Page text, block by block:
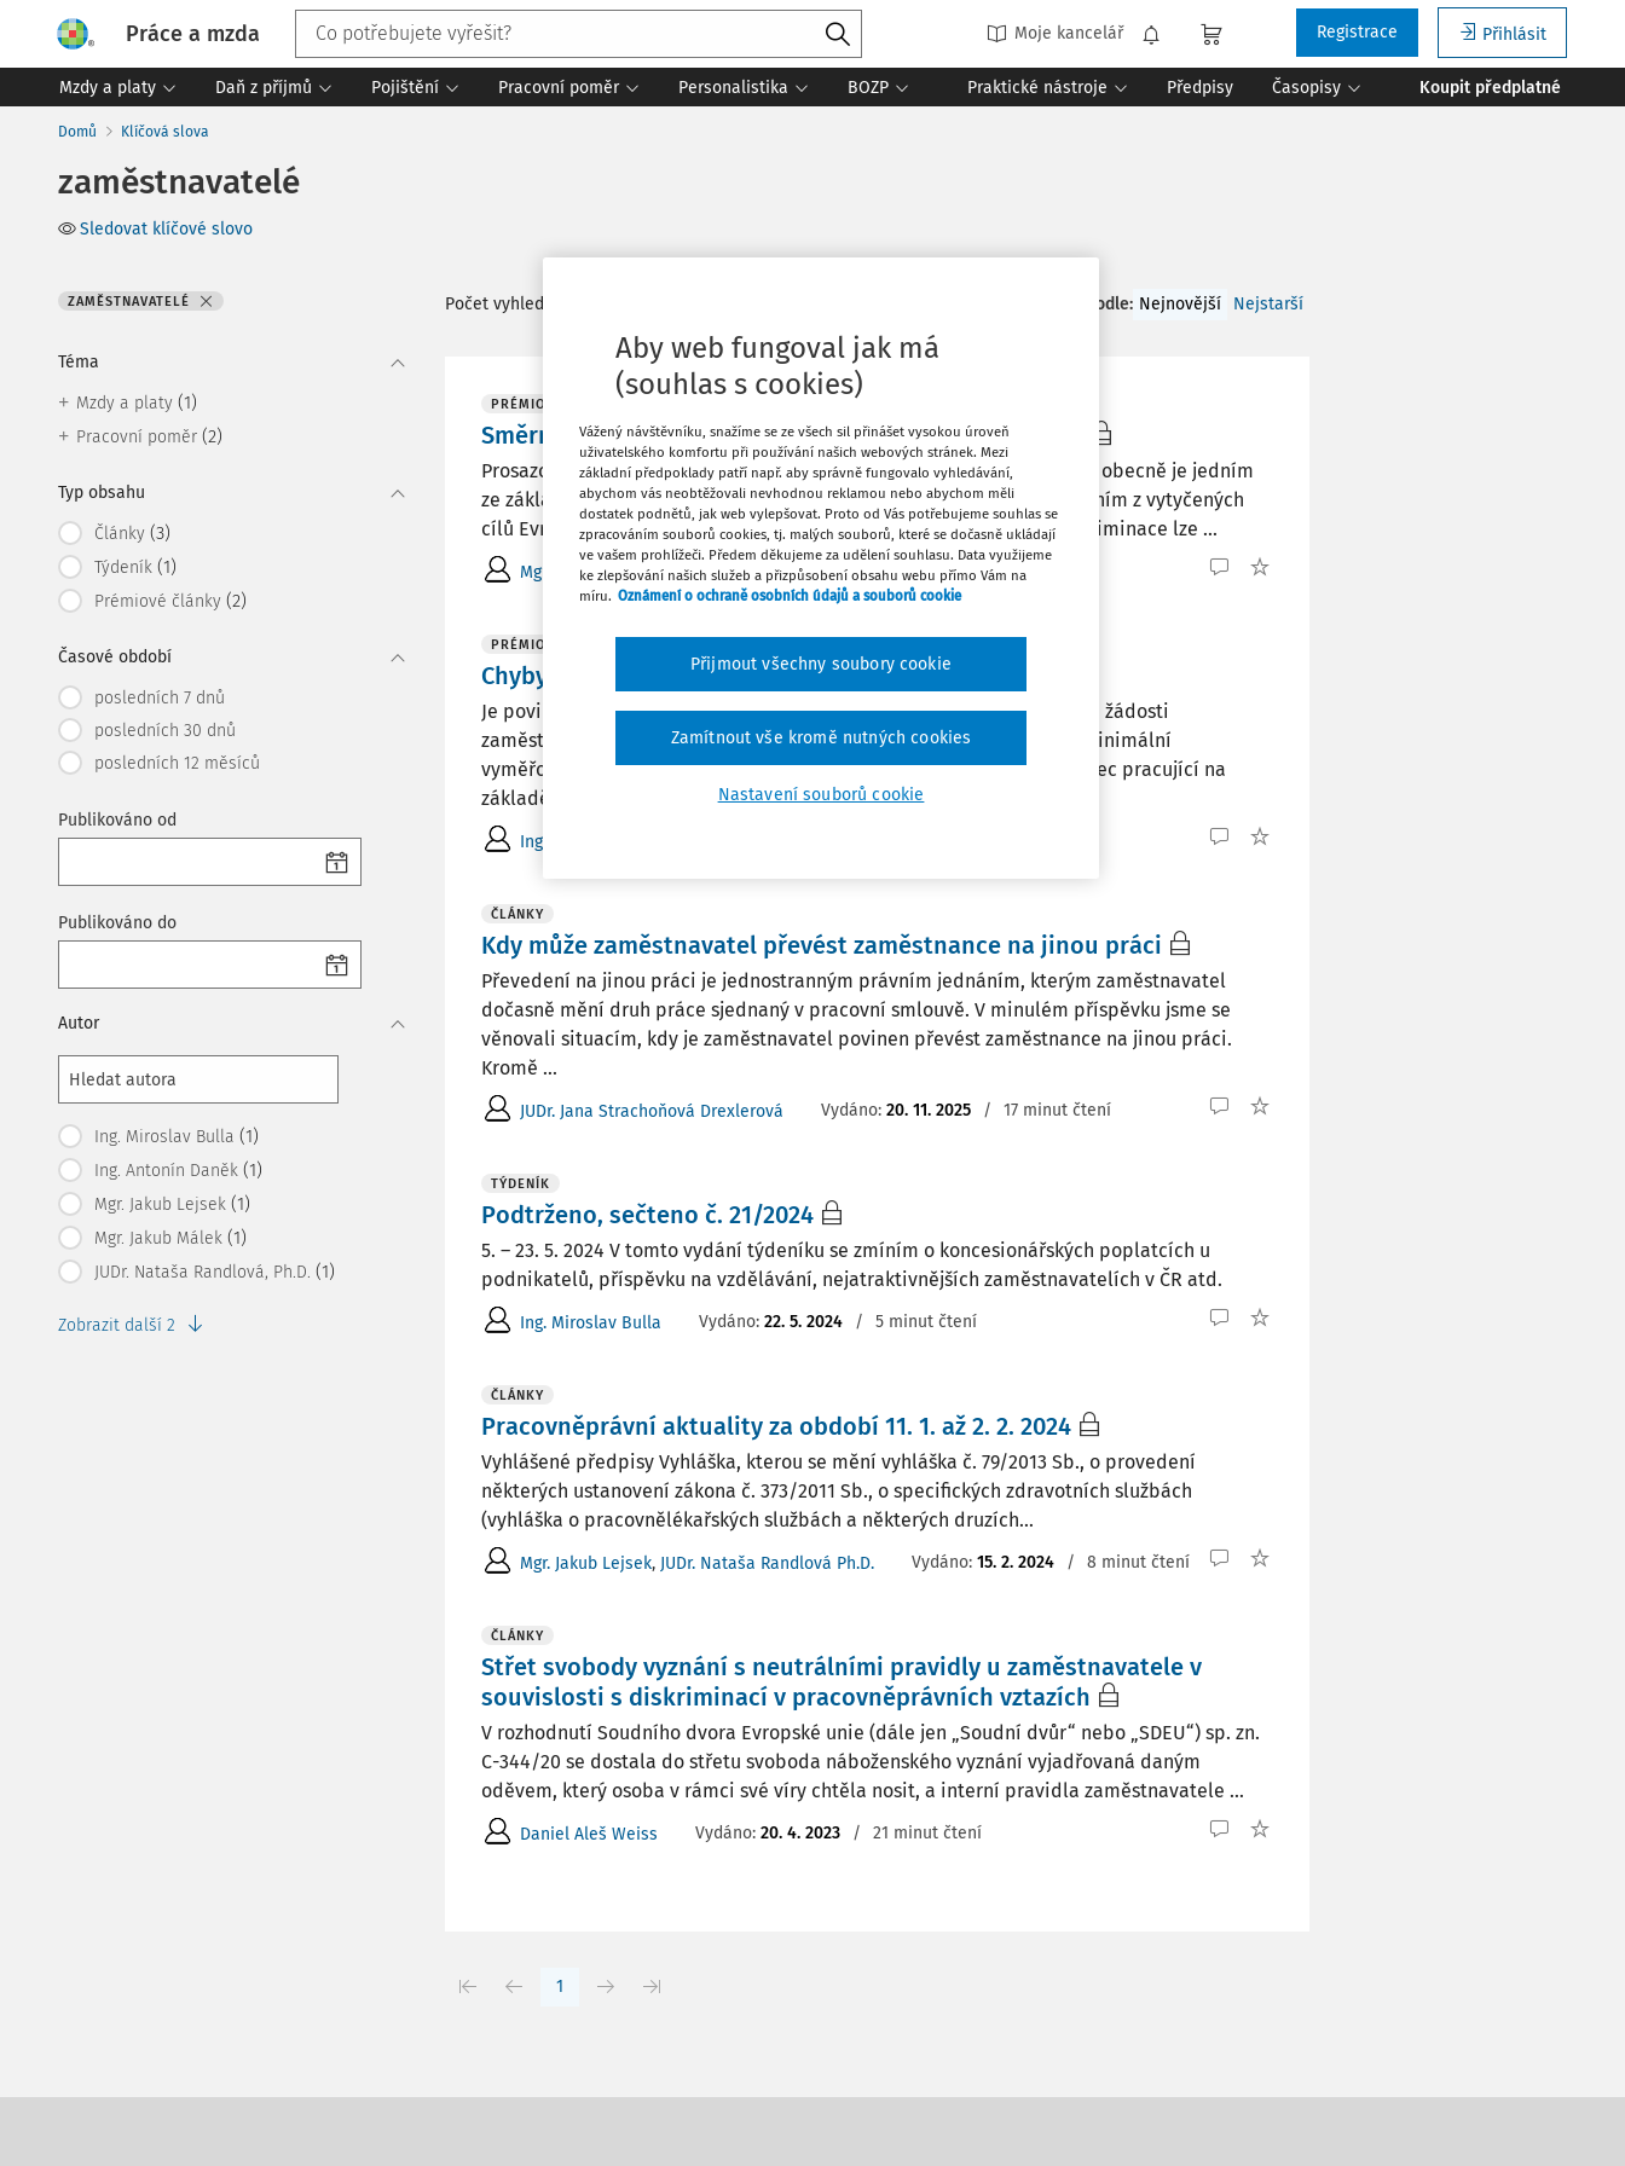
Práce a mzda Moje kancelář Přihlásit
Registrace
Mzdy a platy Daň z příjmů Pojištění Pracovní poměr Personalistika BOZP Praktické nástroje Předpisy Časopisy Koupit předplatné
Domů Klíčová slova
zaměstnavatelé
Sledovat klíčové slovo
ZAMĚSTNAVATELÉ
Téma
Mzdy a platy (1)
Pracovní poměr (2)
Typ obsahu
Články (3)
Týdeník (1)
Prémiové články (2)
Časové období
posledních 7 dnů
posledních 30 dnů
posledních 12 měsíců
Publikováno od
Publikováno do
Autor
Ing. Miroslav Bulla (1)
Ing. Antonín Daněk (1)
Mgr. Jakub Lejsek (1)
Mgr. Jakub Málek (1)
JUDr. Nataša Randlová, Ph.D. (1)
Zobrazit další 2
Počet vyhledaných dokumentů: Řadit podle: Nejnovější Nejstarší
PRÉMIOVÉ ČLÁNKY
Směrnice o transparentním odměňování - co přinese?
Prosazování rovnosti mužů a žen a potírání diskriminačního zacházení obecně je jedním
ze základních pilířů vyspělé demokratické společnosti a současně jedním z vytyčených
cílů Evropské unie. Vyjádření zásady rovného zacházení a zákazu diskriminace lze ...
Mgr. Jakub Málek Vydáno: 1. 2. 2026 / 10 minut čtení
PRÉMIOVÉ ČLÁNKY
Chyby zaměstnavatele ve zdravotním pojištění
Je povinností zdravotní pojišťovny nějakým způsobem vyhovět podané žádosti
zaměstnavatele o prominutí vyměřeného penále? Musí být dodržen minimální
vyměřovací základ i u zaměstnance ze zahraničí? Může být zaměstnanec pracující na
základě některé z dohod ...
Ing. Antonín Daněk
ČLÁNKY
Kdy může zaměstnavatel převést zaměstnance na jinou práci
Převedení na jinou práci je jednostranným právním jednáním, kterým zaměstnavatel
dočasně mění druh práce sjednaný v pracovní smlouvě. V minulém příspěvku jsme se
věnovali situacím, kdy je zaměstnavatel povinen převést zaměstnance na jinou práci.
Kromě ...
JUDr. Jana Strachoňová Drexlerová Vydáno: 20. 11. 2025 / 17 minut čtení
TÝDENÍK
Podtrženo, sečteno č. 21/2024
5. – 23. 5. 2024 V tomto vydání týdeníku se zmíním o koncesionářských poplatcích u
podnikatelů, příspěvku na vzdělávání, nejatraktivnějších zaměstnavatelích v ČR atd.
Ing. Miroslav Bulla Vydáno: 22. 5. 2024 / 5 minut čtení
ČLÁNKY
Pracovněprávní aktuality za období 11. 1. až 2. 2. 2024
Vyhlášené předpisy Vyhláška, kterou se mění vyhláška č. 79/2013 Sb., o provedení
některých ustanovení zákona č. 373/2011 Sb., o specifických zdravotních službách
(vyhláška o pracovnělékařských službách a některých druzích...
Mgr. Jakub Lejsek, JUDr. Nataša Randlová Ph.D. Vydáno: 15. 2. 2024 / 8 minut čtení
ČLÁNKY
Střet svobody vyznání s neutrálními pravidly u zaměstnavatele v
souvislosti s diskriminací v pracovněprávních vztazích
V rozhodnutí Soudního dvora Evropské unie (dále jen „Soudní dvůr“ nebo „SDEU“) sp. zn.
C-344/20 se dostala do střetu svoboda náboženského vyznání vyjadřovaná daným
oděvem, který osoba v rámci své víry chtěla nosit, a interní pravidla zaměstnavatele ...
Daniel Aleš Weiss Vydáno: 20. 4. 2023 / 21 minut čtení
1
Aby web fungoval jak má
(souhlas s cookies)
Vážený návštěvníku, snažíme se ze všech sil přinášet vysokou úroveň
uživatelského komfortu při používání našich webových stránek. Mezi
základní předpoklady patří např. aby správně fungovalo vyhledávání,
abychom vás neobtěžovali nevhodnou reklamou nebo abychom měli
dostatek podnětů, jak web vylepšovat. Proto od Vás potřebujeme souhlas se
zpracováním souborů cookies, tj. malých souborů, které se dočasně ukládají
ve vašem prohlížeči. Předem děkujeme za udělení souhlasu. Data využijeme
ke zlepšování našich služeb a přizpůsobení obsahu webu přímo Vám na
míru. Oznámení o ochraně osobních údajů a souborů cookie
Nastavení souborů cookie
Zamítnout vše kromě nutných cookies
Přijmout všechny soubory cookie